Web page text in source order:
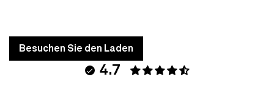
Besuchen Sie den Laden
4.7